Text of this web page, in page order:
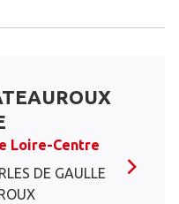
Loire-Centre
DE GAULLE